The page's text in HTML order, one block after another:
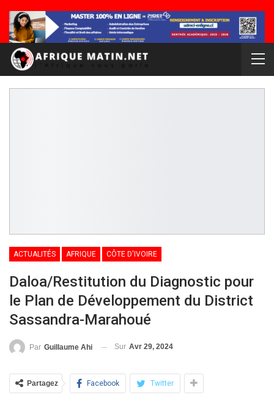
ACTUALITÉS AFRIQUE CÔTE D'IVOIRE
Daloa/Restitution du Diagnostic pour
le Plan de Développement du District
Sassandra-Marahoué
Par Guillaume Ahi Sur Avr 29, 2024
Partagez Facebook Twitter